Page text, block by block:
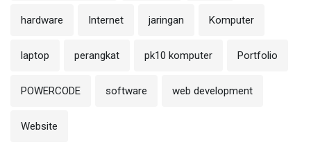
hardware Internet jaringan Komputer
laptop perangkat pk10 komputer Portfolio
POWERCODE software web development
Website